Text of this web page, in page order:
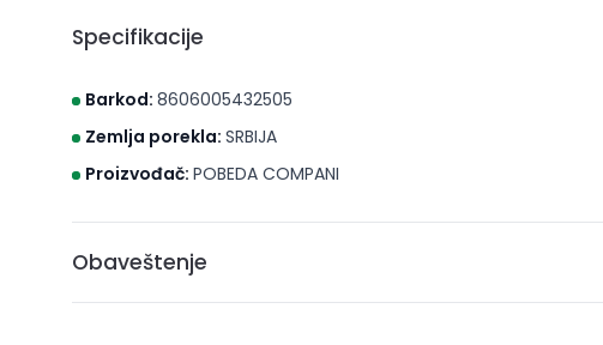
Specifikacije
Barkod: 8606005432505
Zemlja porekla: SRBIJA
Proizvođač: POBEDA COMPANI
Obaveštenje